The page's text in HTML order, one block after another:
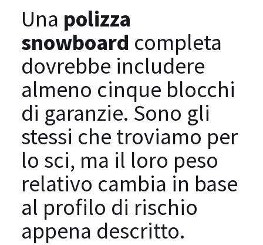
Una polizza
snowboard completa
dovrebbe includere
almeno cinque blocchi
di garanzie. Sono gli
stessi che troviamo per
lo sci, ma il loro peso
relativo cambia in base
al profilo di rischio
appena descritto.